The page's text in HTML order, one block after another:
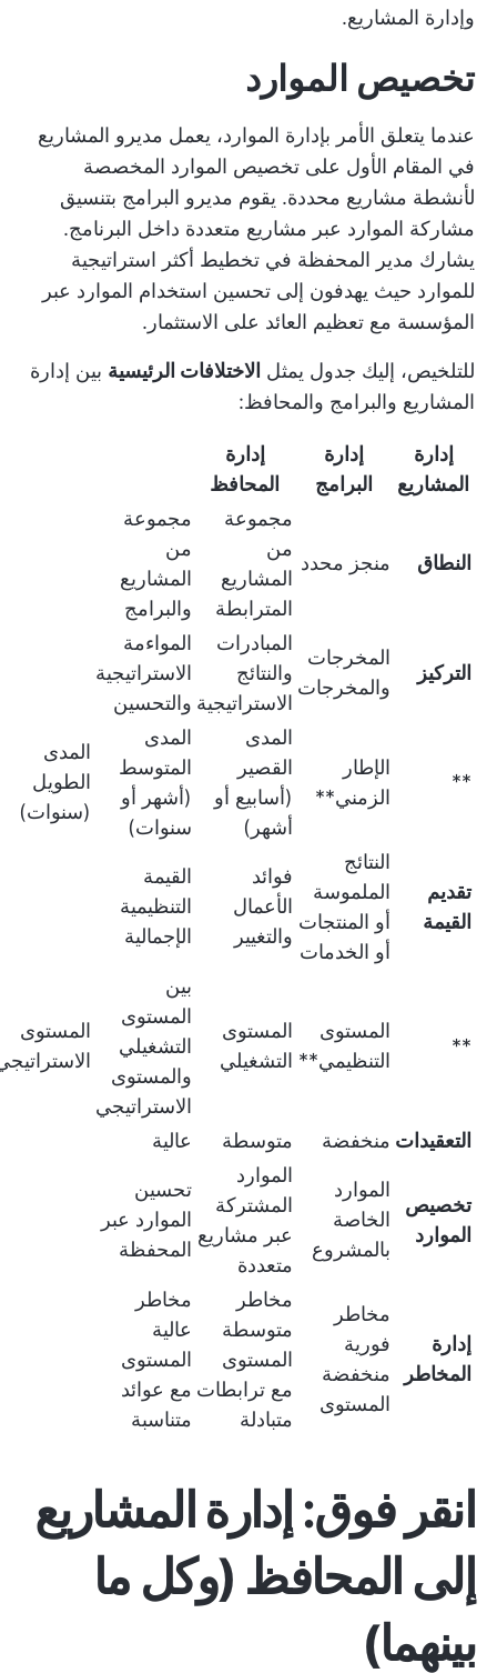
وإدارة المشاريع.
تخصيص الموارد
عندما يتعلق الأمر بإدارة الموارد، يعمل مديرو المشاريع
في المقام الأول على تخصيص الموارد المخصصة
لأنشطة مشاريع محددة. يقوم مديرو البرامج بتنسيق
مشاركة الموارد عبر مشاريع متعددة داخل البرنامج.
يشارك مدير المحفظة في تخطيط أكثر استراتيجية
للموارد حيث يهدفون إلى تحسين استخدام الموارد عبر
المؤسسة مع تعظيم العائد على الاستثمار.
للتلخيص، إليك جدول يمثل الاختلافات الرئيسية بين إدارة
المشاريع والبرامج والمحافظ:
إدارة
المشاريع
إدارة
البرامج
إدارة
المحافظ
النطاق منجز محدد
مجموعة
من
المشاريع
المترابطة
مجموعة
من
المشاريع
والبرامج
التركيز
المخرجات
والمخرجات
المبادرات
والنتائج
الاستراتيجية
المواءمة
الاستراتيجية
والتحسين
**
الإطار
الزمني**
المدى
القصير
(أسابيع أو
أشهر)
المدى
المتوسط
(أشهر أو
سنوات)
المدى
الطويل
(سنوات)
تقديم
القيمة
النتائج
الملموسة
أو المنتجات
أو الخدمات
فوائد
الأعمال
والتغيير
القيمة
التنظيمية
الإجمالية
**
المستوى
التنظيمي**
المستوى
التشغيلي
بين
المستوى
التشغيلي
والمستوى
الاستراتيجي
المستوى
التعقيدات منخفضة متوسطة عالية
تخصيص
الموارد
الموارد
الخاصة
بالمشروع
الموارد
المشتركة
عبر مشاريع
متعددة
تحسين
الموارد عبر
المحفظة
إدارة
المخاطر
مخاطر
فورية
منخفضة
المستوى
مخاطر
متوسطة
المستوى
مع ترابطات
متبادلة
مخاطر
عالية
المستوى
مع عوائد
متناسبة
انقر فوق: إدارة المشاريع
إلى المحافظ (وكل ما
بينهما)